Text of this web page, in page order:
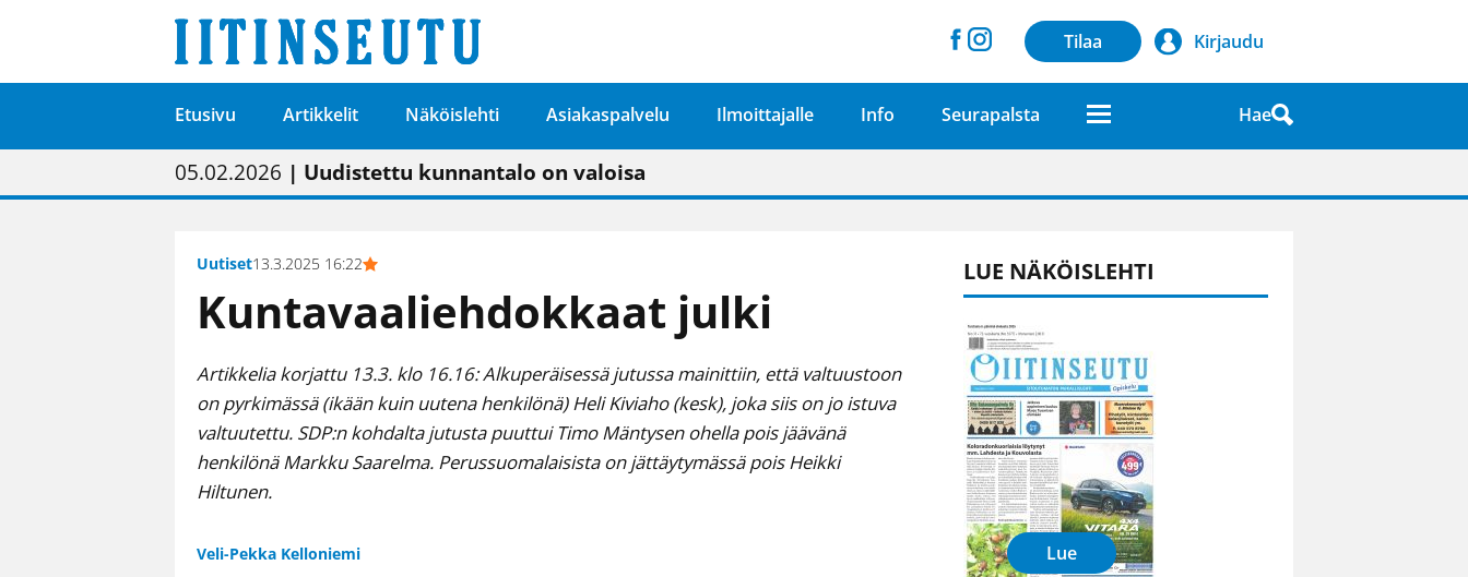
Tilaa Kirjaudu
Etusivu Artikkelit Näköislehti Asiakaspalvelu Ilmoittajalle Info Seurapalsta Hae
01.02.2026 | Painon vaihtumisen pitäisi näkyä hieman parempana painojäljen laatuna lehdessä
05.02.2026 | Uudistettu kunnantalo on valoisa
23.04.2026 | “Olemme käynnistämässä uudelleen keskustavisiotyön”
09.05.2026| "Maalla on totuttu elämään omavaraisemmin kuin kaupungissa"
Uutiset13.3.2025 16:22
Kuntavaaliehdokkaat julki
Artikkelia korjattu 13.3. klo 16.16: Alkuperäisessä jutussa mainittiin, että valtuustoon
on pyrkimässä (ikään kuin uutena henkilönä) Heli Kiviaho (kesk), joka siis on jo istuva
valtuutettu. SDP:n kohdalta jutusta puuttui Timo Mäntysen ohella pois jäävänä
henkilönä Markku Saarelma. Perussuomalaisista on jättäytymässä pois Heikki
Hiltunen.
Veli-Pekka Kelloniemi
LUE NÄKÖISLEHTI
Lue